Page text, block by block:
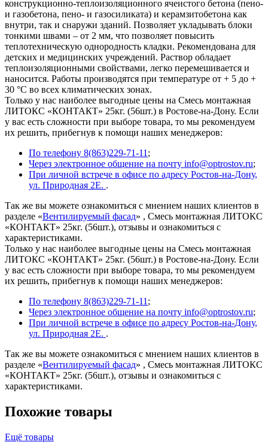
конструкционно-теплоизоляционного ячеистого бетона (пено-
и газобетона, пено- и газосиликата) и керамзитобетона как
внутри, так и снаружи зданий. Позволяет укладывать блоки
тонкими швами – от 2 мм, что позволяет повысить
теплотехническую однородность кладки. Рекомендована для
детских и медицинских учреждений. Раствор обладает
теплоизоляционными свойствами, легко перемешивается и
наносится. Работы производятся при температуре от + 5 до +
30 °С во всех климатических зонах.
Только у нас наиболее выгодные цены на Смесь монтажная
ЛИТОКС «КОНТАКТ» 25кг. (56шт.) в Ростове-на-Дону. Если
у вас есть сложности при выборе товара, то мы рекомендуем
их решить, прибегнув к помощи наших менеджеров:
По телефону 8(863)229-71-11 ;
Через электронное общение на почту info@optrostov.ru;
При личной встрече в офисе по адресу Ростов-на-Дону,
ул. Природная 2Е. .
Так же вы можете ознакомиться с мнением наших клиентов в
разделе «Вентилируемый фасад» , Смесь монтажная ЛИТОКС
«КОНТАКТ» 25кг. (56шт.), отзывы и ознакомиться с
характеристиками.
Только у нас наиболее выгодные цены на Смесь монтажная
ЛИТОКС «КОНТАКТ» 25кг. (56шт.) в Ростове-на-Дону. Если
у вас есть сложности при выборе товара, то мы рекомендуем
их решить, прибегнув к помощи наших менеджеров:
По телефону 8(863)229-71-11 ;
Через электронное общение на почту info@optrostov.ru;
При личной встрече в офисе по адресу Ростов-на-Дону,
ул. Природная 2Е. .
Так же вы можете ознакомиться с мнением наших клиентов в
разделе «Вентилируемый фасад» , Смесь монтажная ЛИТОКС
«КОНТАКТ» 25кг. (56шт.), отзывы и ознакомиться с
характеристиками.
Похожие товары
Ещё товары